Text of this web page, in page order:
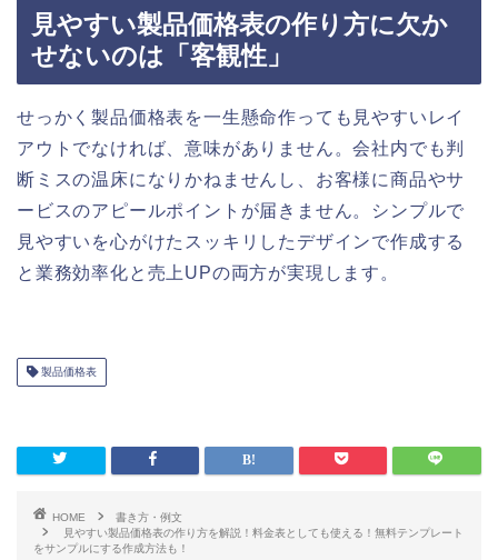
見やすい製品価格表の作り方に欠か
せないのは「客観性」
せっかく製品価格表を一生懸命作っても見やすいレイ
アウトでなければ、意味がありません。会社内でも判
断ミスの温床になりかねませんし、お客様に商品やサ
ービスのアピールポイントが届きません。シンプルで
見やすいを心がけたスッキリしたデザインで作成する
と業務効率化と売上UPの両方が実現します。
製品価格表
HOME
書き方・例文
見やすい製品価格表の作り方を解説！料金表としても使える！無料テンプレート
をサンプルにする作成方法も！